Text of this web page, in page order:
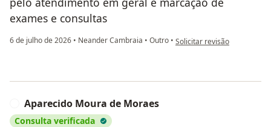
exames e consultas
6 de julho de 2026 • Neander Cambraia • Outro • na opinião do utilizador
Solicitar revisão
Aparecido Moura de Moraes
Consulta verificada